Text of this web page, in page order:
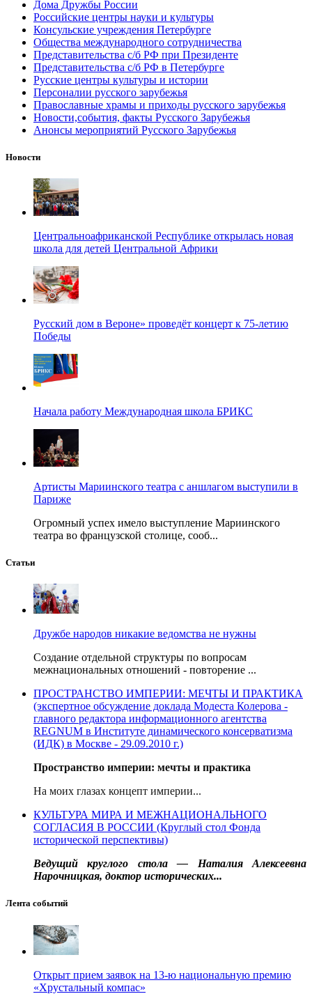
Дома Дружбы России
Российские центры науки и культуры
Консульские учреждения Петербурге
Общества международного сотрудничества
Представительства с/б РФ при Президенте
Представительства с/б РФ в Петербурге
Русские центры культуры и истории
Персоналии русского зарубежья
Православные храмы и приходы русского зарубежья
Новости,события, факты Русского Зарубежья
Анонсы мероприятий Русского Зарубежья
Новости
Центральноафриканской Республике открылась новая
школа для детей Центральной Африки
Русский дом в Вероне» проведёт концерт к 75-летию
Победы
Начала работу Международная школа БРИКС
Артисты Мариинского театра с аншлагом выступили в
Париже
Огромный успех имело выступление Мариинского
театра во французской столице, сооб...
Статьи
Дружбе народов никакие ведомства не нужны
Создание отдельной структуры по вопросам
межнациональных отношений - повторение ...
ПРОСТРАНСТВО ИМПЕРИИ: МЕЧТЫ И ПРАКТИКА
(экспертное обсуждение доклада Модеста Колерова -
главного редактора информационного агентства
REGNUM в Институте динамического консерватизма
(ИДК) в Москве - 29.09.2010 г.)
Пространство империи: мечты и практика
На моих глазах концепт империи...
КУЛЬТУРА МИРА И МЕЖНАЦИОНАЛЬНОГО
СОГЛАСИЯ В РОССИИ (Круглый стол Фонда
исторической перспективы)
Ведущий круглого стола — Наталия Алексеевна
Нарочницкая, доктор исторических...
Лента событий
Открыт прием заявок на 13-ю национальную премию
«Хрустальный компас»